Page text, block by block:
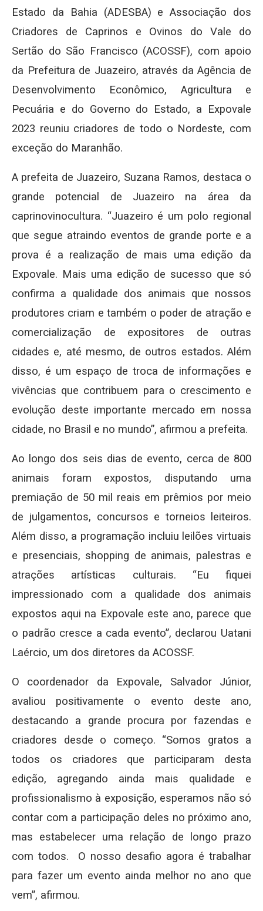
Estado da Bahia (ADESBA) e Associação dos
Criadores de Caprinos e Ovinos do Vale do
Sertão do São Francisco (ACOSSF), com apoio
da Prefeitura de Juazeiro, através da Agência de
Desenvolvimento Econômico, Agricultura e
Pecuária e do Governo do Estado, a Expovale
2023 reuniu criadores de todo o Nordeste, com
exceção do Maranhão.
A prefeita de Juazeiro, Suzana Ramos, destaca o
grande potencial de Juazeiro na área da
caprinovinocultura. “Juazeiro é um polo regional
que segue atraindo eventos de grande porte e a
prova é a realização de mais uma edição da
Expovale. Mais uma edição de sucesso que só
confirma a qualidade dos animais que nossos
produtores criam e também o poder de atração e
comercialização de expositores de outras
cidades e, até mesmo, de outros estados. Além
disso, é um espaço de troca de informações e
vivências que contribuem para o crescimento e
evolução deste importante mercado em nossa
cidade, no Brasil e no mundo”, afirmou a prefeita.
Ao longo dos seis dias de evento, cerca de 800
animais foram expostos, disputando uma
premiação de 50 mil reais em prêmios por meio
de julgamentos, concursos e torneios leiteiros.
Além disso, a programação incluiu leilões virtuais
e presenciais, shopping de animais, palestras e
atrações artísticas culturais. “Eu fiquei
impressionado com a qualidade dos animais
expostos aqui na Expovale este ano, parece que
o padrão cresce a cada evento”, declarou Uatani
Laércio, um dos diretores da ACOSSF.
O coordenador da Expovale, Salvador Júnior,
avaliou positivamente o evento deste ano,
destacando a grande procura por fazendas e
criadores desde o começo. “Somos gratos a
todos os criadores que participaram desta
edição, agregando ainda mais qualidade e
profissionalismo à exposição, esperamos não só
contar com a participação deles no próximo ano,
mas estabelecer uma relação de longo prazo
com todos. O nosso desafio agora é trabalhar
para fazer um evento ainda melhor no ano que
vem”, afirmou.